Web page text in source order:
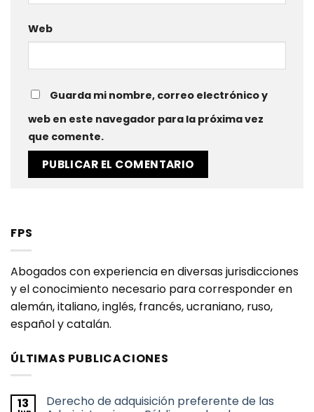
Web
Guarda mi nombre, correo electrónico y
web en este navegador para la próxima vez
que comente.
FPS
Abogados con experiencia en diversas jurisdicciones
y el conocimiento necesario para corresponder en
alemán, italiano, inglés, francés, ucraniano, ruso,
español y catalán.
ÚLTIMAS PUBLICACIONES
13
Derecho de adquisición preferente de las